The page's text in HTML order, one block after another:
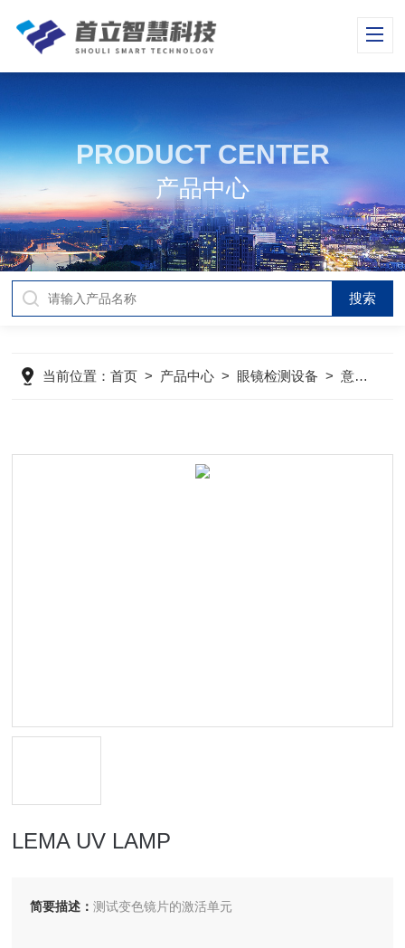
PRODUCT CENTER
产品中心
当前位置：首页 > 产品中心 > 眼镜检测设备 >意大利LEMA
LEMA UV LAMP
简要描述：测试变色镜片的激活单元